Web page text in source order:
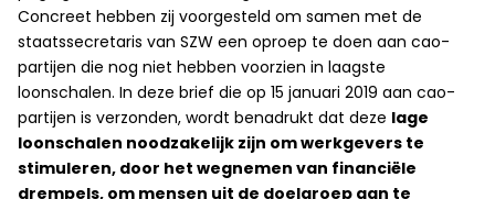
Concreet hebben zij voorgesteld om samen met de
staatssecretaris van SZW een oproep te doen aan cao-
partijen die nog niet hebben voorzien in laagste
loonschalen. In deze brief die op 15 januari 2019 aan cao-
partijen is verzonden, wordt benadrukt dat deze lage
loonschalen noodzakelijk zijn om werkgevers te
stimuleren, door het wegnemen van financiële
drempels, om mensen uit de doelgroep aan te